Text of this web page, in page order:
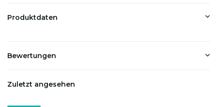
Produktdaten
Bewertungen
Zuletzt angesehen